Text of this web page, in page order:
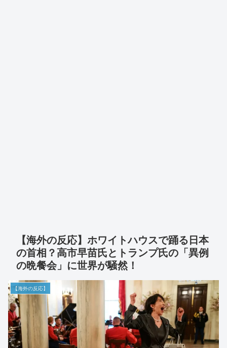
【海外の反応】ホワイトハウスで踊る日本
の首相？高市早苗氏とトランプ氏の「異例
の晩餐会」に世界が騒然！
【海外の反応】